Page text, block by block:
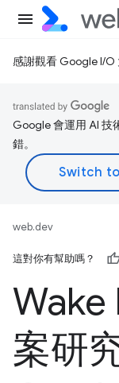
感謝觀看 Google I/O
Google 會運用 AI 技
錯。
web.dev
這對你有幫助嗎？
Wake
案研